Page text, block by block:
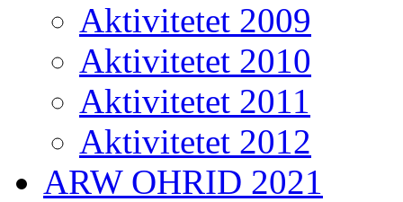
Aktivitetet 2009
Aktivitetet 2010
Aktivitetet 2011
Aktivitetet 2012
ARW OHRID 2021